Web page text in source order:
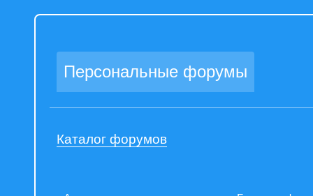
Персональные форумы
Каталог форумов